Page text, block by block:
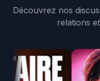
Découvrez nos
relations